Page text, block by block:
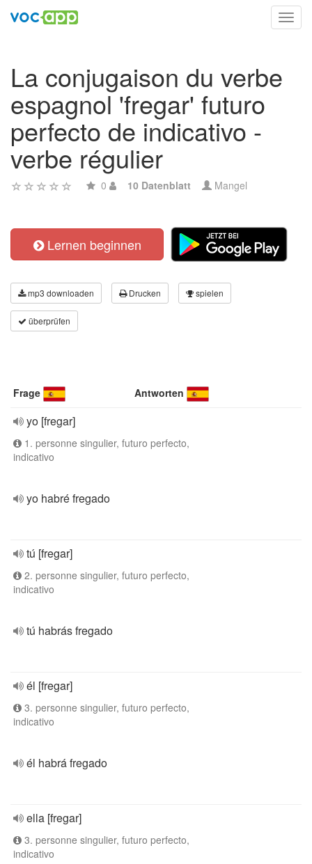
La conjugaison du verbe
espagnol 'fregar' futuro
perfecto de indicativo -
verbe régulier
0 10 Datenblatt Mangel
Lernen beginnen
mp3 downloaden Drucken spielen
überprüfen
Frage Antworten
yo [fregar]
1. personne singulier, futuro perfecto,
indicativo
yo habré fregado
tú [fregar]
2. personne singulier, futuro perfecto,
indicativo
tú habrás fregado
él [fregar]
3. personne singulier, futuro perfecto,
indicativo
él habrá fregado
ella [fregar]
3. personne singulier, futuro perfecto,
indicativo